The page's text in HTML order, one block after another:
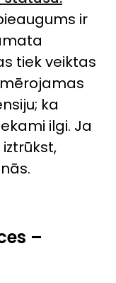
ir
tiek veiktas
ka
ilgi. Ja
–